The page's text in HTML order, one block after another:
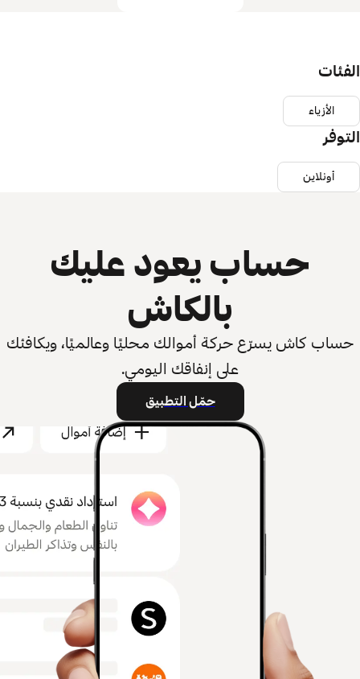
الفئات
الأزياء
التوفر
أونلاين
حساب يعود عليك
بالكاش
حساب كاش يسرّع حركة أموالك محليًا وعالميًا، ويكافئك
على إنفاقك اليومي.
حمّل التطبيق